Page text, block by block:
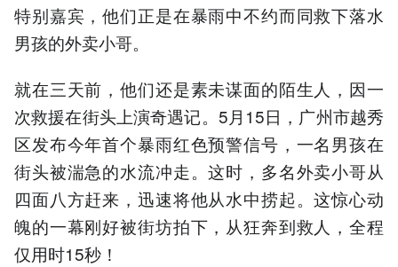
特别嘉宾，他们正是在暴雨中不约而同救下落水
男孩的外卖小哥。
就在三天前，他们还是素未谋面的陌生人，因一
次救援在街头上演奇遇记。5月15日，广州市越秀
区发布今年首个暴雨红色预警信号，一名男孩在
街头被湍急的水流冲走。这时，多名外卖小哥从
四面八方赶来，迅速将他从水中捞起。这惊心动
魄的一幕刚好被街坊拍下，从狂奔到救人，全程
仅用时15秒！